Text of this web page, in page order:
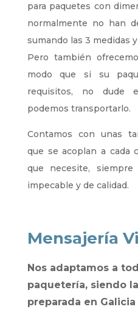
para paquetes con
normalmente no han
sumando las 3 medidas
Pero también
modo que si su
requisitos, no dude
podemos transportarlo.
Contamos con unas
que se acoplan a cada
que necesite,
impecable y de calidad.
Mensajería
Nos adaptamos a
paquetería, siendo
preparada en